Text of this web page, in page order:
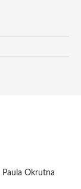
Paula Okrutna